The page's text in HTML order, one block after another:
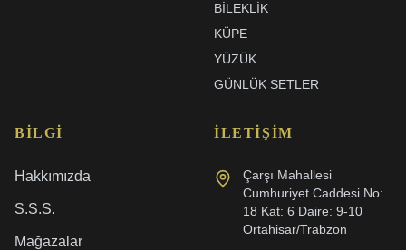
BİLEKLİK
KÜPE
YÜZÜK
GÜNLÜK SETLER
BILGI
Hakkımızda
S.S.S.
Mağazalar
İLETIŞIM
Çarşı Mahallesi
Cumhuriyet Caddesi No:
18 Kat: 6 Daire: 9-10
Ortahisar/Trabzon